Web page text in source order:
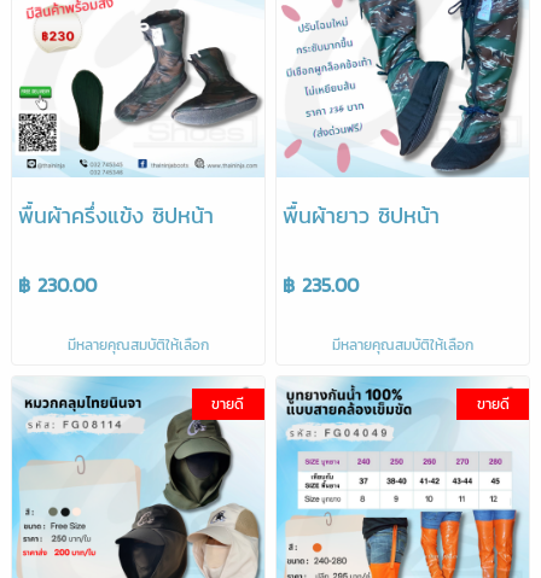
พื้นผ้าครึ่งแข้ง ซิปหน้า
฿ 230.00
มีหลายคุณสมบัติให้เลือก
พื้นผ้ายาว ซิปหน้า
฿ 235.00
มีหลายคุณสมบัติให้เลือก
ขายดี ขายดี